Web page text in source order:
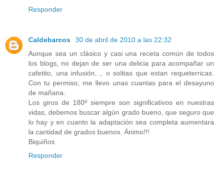
Responder
Caldebarcos
30 de abril de 2010 a las 22:32
Aunque sea un clásico y casi una receta común de todos
los blogs, no dejan de ser una delicia para acompañar un
cafetito, una infusión..., o solitas que estan requeterricas.
Con tu permiso, me llevo unas cuantas para el desayuno
de mañana.
Los giros de 180º siempre son significativos en nuestras
vidas, debemos buscar algún grado bueno, que seguro que
lo hay y en cuanto la adaptación sea completa aumentara
la cantidad de grados buenos. Ánimo!!!
Biquiños
Responder